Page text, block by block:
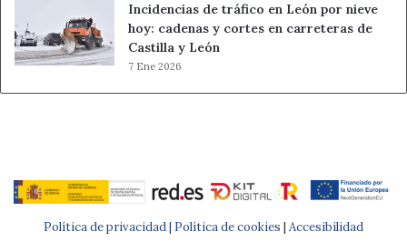
Incidencias de tráfico en León por nieve
hoy: cadenas y cortes en carreteras de
Castilla y León
7 Ene 2026
Política de privacidad | Política de cookies | Accesibilidad